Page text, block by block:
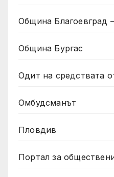
Община Благоевград
Община Бургас
Одит на средствата
Омбудсманът
Пловдив
Портал за